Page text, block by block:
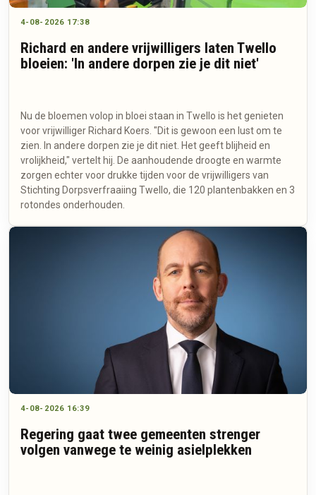
4-08-2026 17:38
Richard en andere vrijwilligers laten Twello
bloeien: 'In andere dorpen zie je dit niet'
Nu de bloemen volop in bloei staan in Twello is het genieten
voor vrijwilliger Richard Koers. "Dit is gewoon een lust om te
zien. In andere dorpen zie je dit niet. Het geeft blijheid en
vrolijkheid," vertelt hij. De aanhoudende droogte en warmte
zorgen echter voor drukke tijden voor de vrijwilligers van
Stichting Dorpsverfraaiing Twello, die 120 plantenbakken en 3
rotondes onderhouden.
4-08-2026 16:39
Regering gaat twee gemeenten strenger
volgen vanwege te weinig asielplekken